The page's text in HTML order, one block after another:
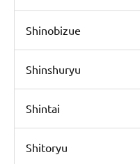
Shinobizue
Shinshuryu
Shintai
Shitoryu